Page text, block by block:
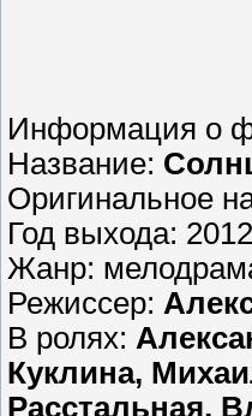
Информация о
Название:
Оригинальное
Год выхода: 2012
Жанр:
Режиссер:
В ролях:
Куклина,
Расстальная,